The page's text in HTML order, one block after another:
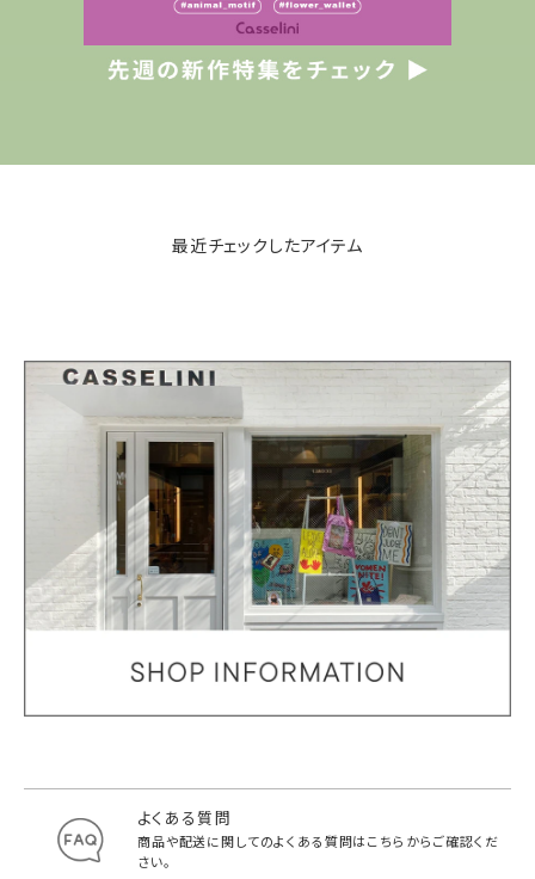
最近チェックしたアイテム
よくある質問
商品や配送に関してのよくある質問はこちらからご確認くだ
さい。